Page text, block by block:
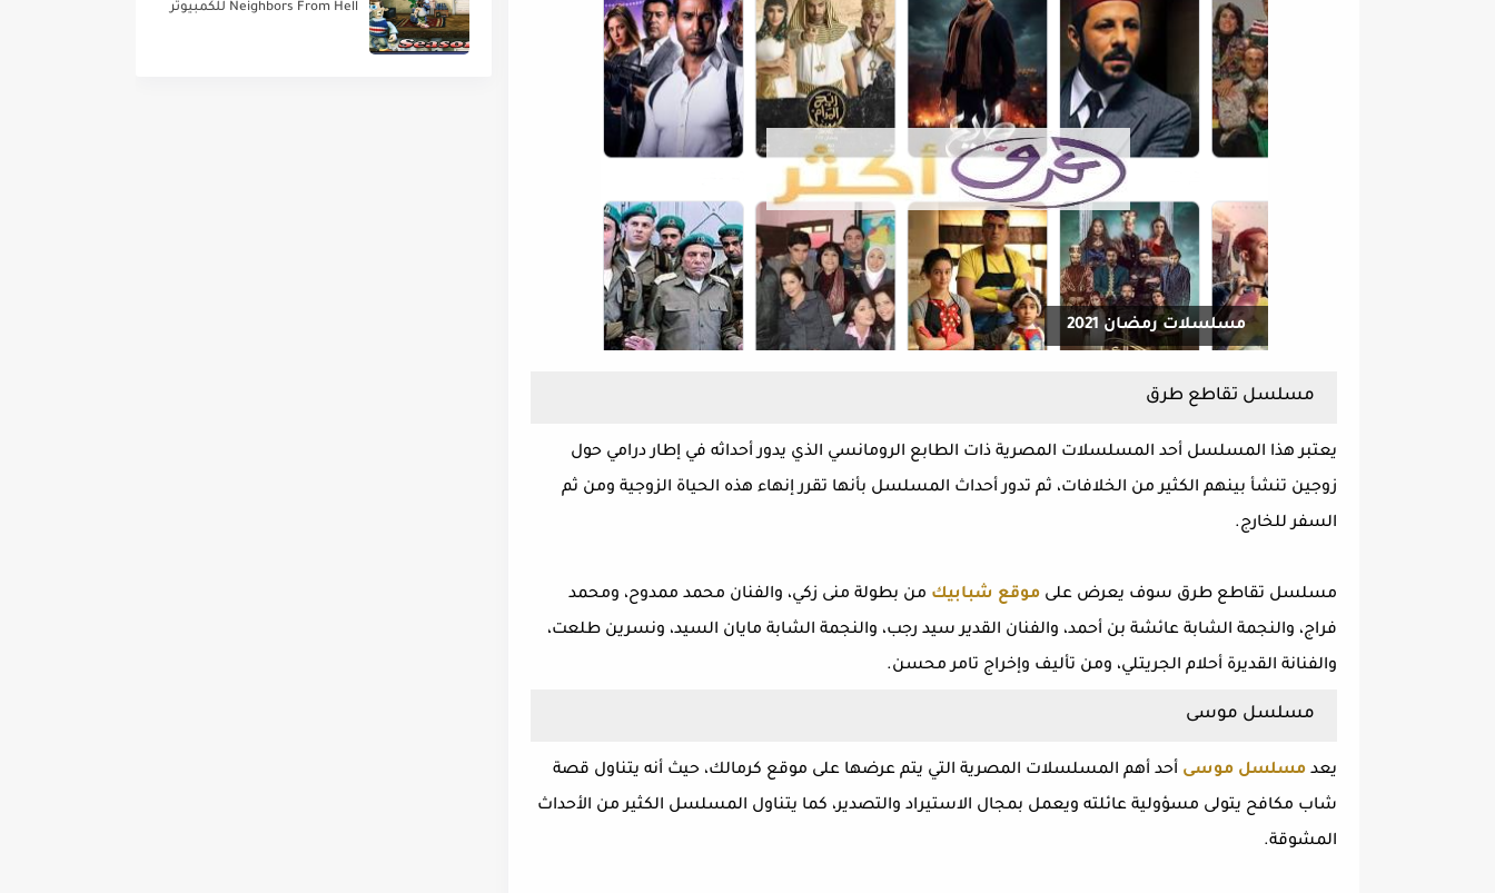
مسلسلات رمضان 2021
مسلسل تقاطع طرق
يعتبر هذا المسلسل أحد المسلسلات المصرية ذات الطابع الرومانسي الذي يدور أحداثه في إطار درامي حول
زوجين تنشأ بينهم الكثير من الخلافات، ثم تدور أحداث المسلسل بأنها تقرر إنهاء هذه الحياة الزوجية ومن ثم
السفر للخارج.
مسلسل تقاطع طرق سوف يعرض على موقع شبابيك من بطولة منى زكي، والفنان محمد ممدوح، ومحمد
فراج، والنجمة الشابة عائشة بن أحمد، والفنان القدير سيد رجب، والنجمة الشابة مايان السيد، ونسرين طلعت،
والفنانة القديرة أحلام الجريتلي، ومن تأليف وإخراج تامر محسن.
مسلسل موسى
يعد مسلسل موسى أحد أهم المسلسلات المصرية التي يتم عرضها على موقع كرمالك، حيث أنه يتناول قصة
شاب مكافح يتولى مسؤولية عائلته ويعمل بمجال الاستيراد والتصدير، كما يتناول المسلسل الكثير من الأحداث
المشوقة.
Neighbors From Hell للكمبيوتر